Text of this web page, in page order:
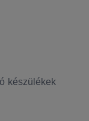
készülékek